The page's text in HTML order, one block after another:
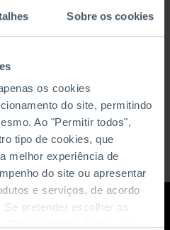
Sobre os cookies
os cookies
do site, permitindo
Ao "Permitir todos",
tipo de cookies, que
melhor experiência de
do site ou apresentar
e serviços, de acordo
pretender escolher os